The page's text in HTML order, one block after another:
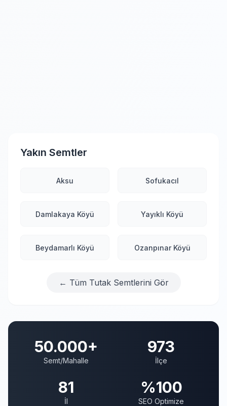
Yakın Semtler
Aksu Sofukacıl
Damlakaya Köyü Yayıklı Köyü
Beydamarlı Köyü Ozanpınar Köyü
← Tüm Tutak Semtlerini Gör
50.000+
Semt/Mahalle
973
İlçe
81
İl
%100
SEO Optimize